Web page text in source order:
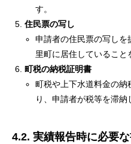
す。
住民票の写し
申請者の住民票の写し
里町に居住していること
町税の納税証明書
町税や上下水道料金の納
り、申請者が税等を滞納
4.2. 実績報告時に必要